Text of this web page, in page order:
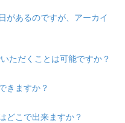
があるのですが、アーカイ
ただくことは可能ですか？
きますか？
どこで出来ますか？